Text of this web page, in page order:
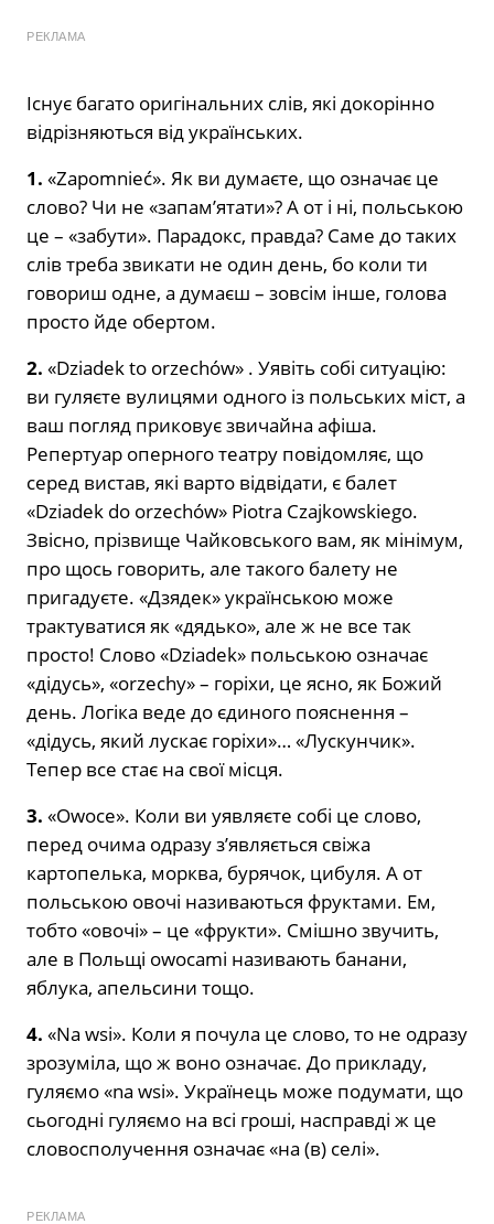
РЕКЛАМА
Існує багато оригінальних слів, які докорінно
відрізняються від українських.
1. «Zapomnieć». Як ви думаєте, що означає це
слово? Чи не «запам’ятати»? А от і ні, польською
це – «забути». Парадокс, правда? Саме до таких
слів треба звикати не один день, бо коли ти
говориш одне, а думаєш – зовсім інше, голова
просто йде обертом.
2. «Dziadek to orzechów» . Уявіть собі ситуацію:
ви гуляєте вулицями одного із польських міст, а
ваш погляд приковує звичайна афіша.
Репертуар оперного театру повідомляє, що
серед вистав, які варто відвідати, є балет
«Dziadek do orzechów» Piotra Czajkowskiego.
Звісно, прізвище Чайковського вам, як мінімум,
про щось говорить, але такого балету не
пригадуєте. «Дзядек» українською може
трактуватися як «дядько», але ж не все так
просто! Слово «Dziadek» польською означає
«дідусь», «orzechy» – горіхи, це ясно, як Божий
день. Логіка веде до єдиного пояснення –
«дідусь, який лускає горіхи»… «Лускунчик».
Тепер все стає на свої місця.
3. «Owoce». Коли ви уявляєте собі це слово,
перед очима одразу з’являється свіжа
картопелька, морква, бурячок, цибуля. А от
польською овочі називаються фруктами. Ем,
тобто «овочі» – це «фрукти». Смішно звучить,
але в Польщі owocami називають банани,
яблука, апельсини тощо.
4. «Na wsi». Коли я почула це слово, то не одразу
зрозуміла, що ж воно означає. До прикладу,
гуляємо «na wsi». Українець може подумати, що
сьогодні гуляємо на всі гроші, насправді ж це
словосполучення означає «на (в) селі».
РЕКЛАМА